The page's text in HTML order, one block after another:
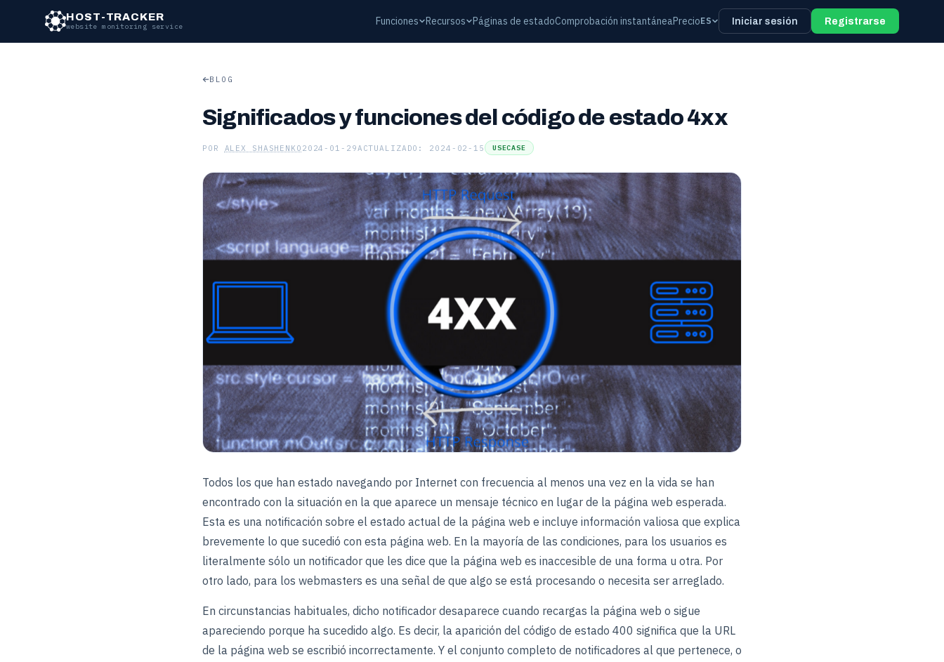
HOST-TRACKER
website monitoring service Funciones Recursos Páginas de estadoComprobación instantáneaPrecioES Iniciar sesión Registrarse
BLOG
Significados y funciones del código de estado 4xx
POR ALEX SHASHENKO 2024-01-29 ACTUALIZADO: 2024-02-15 USECASE
Todos los que han estado navegando por Internet con frecuencia al menos una vez en la vida se han
encontrado con la situación en la que aparece un mensaje técnico en lugar de la página web esperada.
Esta es una notificación sobre el estado actual de la página web e incluye información valiosa que explica
brevemente lo que sucedió con esta página web. En la mayoría de las condiciones, para los usuarios es
literalmente sólo un notificador que les dice que la página web es inaccesible de una forma u otra. Por
otro lado, para los webmasters es una señal de que algo se está procesando o necesita ser arreglado.
En circunstancias habituales, dicho notificador desaparece cuando recargas la página web o sigue
apareciendo porque ha sucedido algo. Es decir, la aparición del código de estado 400 significa que la URL
de la página web se escribió incorrectamente. Y el conjunto completo de notificadores al que pertenece, o